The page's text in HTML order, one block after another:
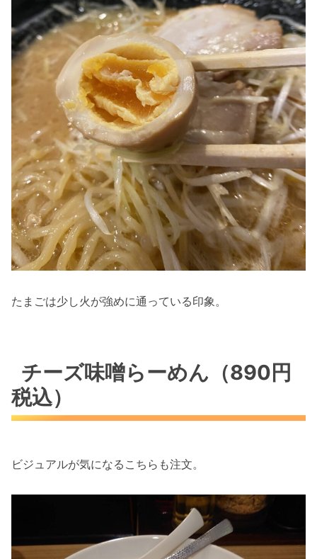
たまごは少し火が強めに通っている印象。
チーズ味噌らーめん（890円
税込）
ビジュアルが気になるこちらも注文。